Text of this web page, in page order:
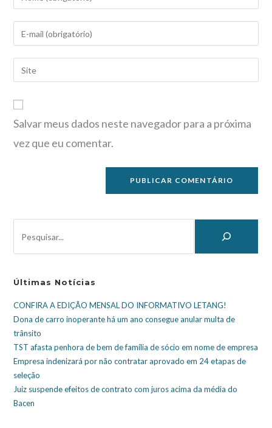
Salvar meus dados neste navegador para a próxima
vez que eu comentar.
Últimas Notícias
CONFIRA A EDIÇÃO MENSAL DO INFORMATIVO LETANG!
Dona de carro inoperante há um ano consegue anular multa de
trânsito
TST afasta penhora de bem de família de sócio em nome de empresa
Empresa indenizará por não contratar aprovado em 24 etapas de
seleção
Juiz suspende efeitos de contrato com juros acima da média do
Bacen